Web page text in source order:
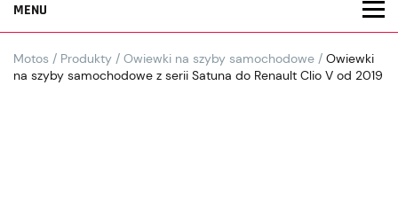
MENU
Motos / Produkty / Owiewki na szyby samochodowe / Owiewki
na szyby samochodowe z serii Satuna do Renault Clio V od 2019